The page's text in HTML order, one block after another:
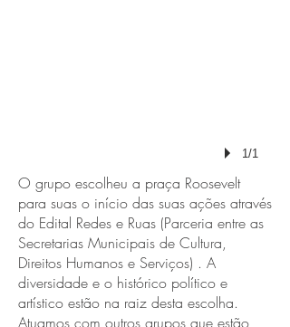
O grupo escolheu a praça Roosevelt
para suas o início das suas ações através
do Edital Redes e Ruas (Parceria entre as
Secretarias Municipais de Cultura,
Direitos Humanos e Serviços) . A
diversidade e o histórico político e
artístico estão na raiz desta escolha.
Atuamos com outros grupos que estão
1/1